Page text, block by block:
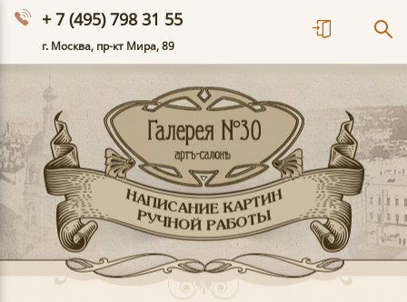
+ 7 (495) 798 31 55
г. Москва, пр-кт Мира, 89